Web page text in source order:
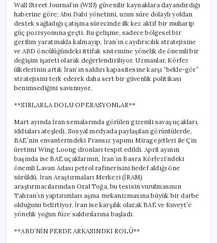
Wall Street Journal’ın (WSJ) güvenilir kaynaklara dayandırdığı
haberine göre; Abu Dabi yönetimi, uzun süre dolaylı yoldan
destek sağladığı çatışma sürecinde ilk kez aktif bir muharip
güç pozisyonuna geçti. Bu gelişme, sadece bölgesel bir
gerilim yaratmakla kalmayıp, İran’ın caydırıcılık stratejisine
ve ABD öncülüğündeki ittifak sistemine yönelik de önemli bir
değişim işareti olarak değerlendiriliyor. Uzmanlar, Körfez
ülkelerinin artık İran’ın saldırı kapasitesine karşı “bekle-gör”
stratejisini terk ederek daha sert bir güvenlik politikası
benimsediğini savunuyor.
**SIRLARLA DOLU OPERASYONLAR**
Mart ayında İran semalarında görülen gizemli savaş uçakları,
iddiaları ateşledi. Sosyal medyada paylaşılan görüntülerde,
BAE’nin envanterindeki Fransız yapımı Mirage jetleri ile Çin
üretimi Wing Loong dronları tespit edildi. April ayının
başında ise BAE uçaklarının, İran’ın Basra Körfezi’ndeki
önemli Lavan Adası petrol rafinerisini hedef aldığı öne
sürüldü. İran Araştırmaları Merkezi (İRAM)
araştırmacılarından Oral Toğa, bu tesisin vurulmasının
Tahran’ın yaptırımları aşma mekanizmasına büyük bir darbe
olduğunu belirtiyor. İran ise karşılık olarak BAE ve Kuveyt’e
yönelik yoğun füze saldırılarına başladı.
**ABD’NİN PERDE ARKASINDKI ROLÜ**